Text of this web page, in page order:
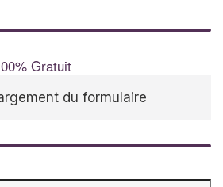
Gratuit
du formulaire